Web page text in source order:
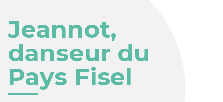
Jeannot,
danseur du
Pays Fisel